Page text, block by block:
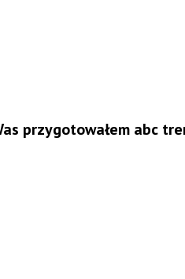
przygotowałem abc